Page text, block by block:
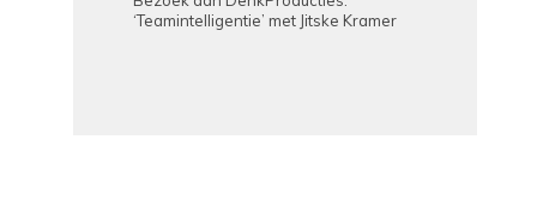
‘Teamintelligentie’ met Jitske Kramer